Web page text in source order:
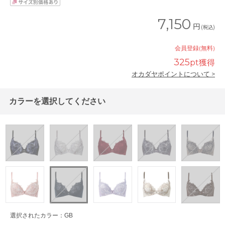
7,150 円 (税込)
会員登録(無料)
325pt獲得
オカダヤポイントについて >
カラーを選択してください
選択されたカラー：GB